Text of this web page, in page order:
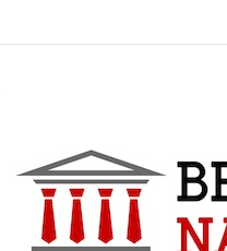
Kembali Oleh Kejari, Ada Apa